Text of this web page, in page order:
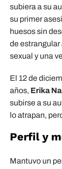
subiera a su
su primer
huesos sin
de
sexual y una
El 12 de
años, Erika
subirse a su
lo atrapan,
Perfil y
Mantuvo un